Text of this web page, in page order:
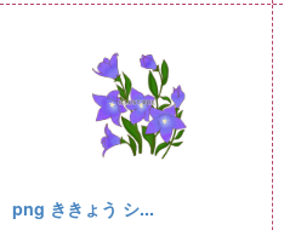
png ききょう シ...